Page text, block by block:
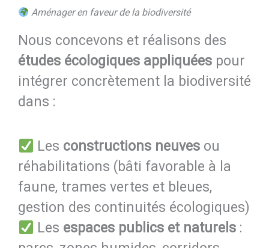
Aménager en faveur de la biodiversité
Nous concevons et réalisons des
études écologiques appliquées pour
intégrer concrètement la biodiversité
dans :
Les constructions neuves ou
réhabilitations (bâti favorable à la
faune, trames vertes et bleues,
gestion des continuités écologiques)
Les espaces publics et naturels :